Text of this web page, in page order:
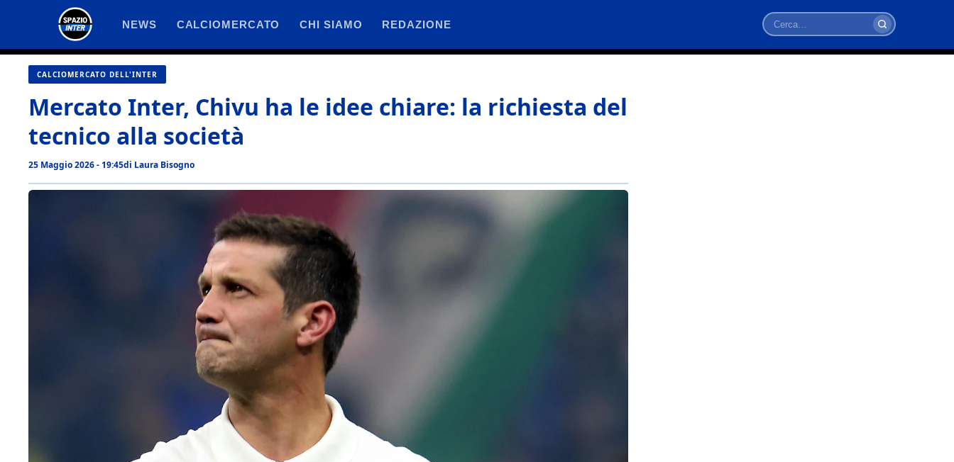
contenuto
NEWS CALCIOMERCATO CHI SIAMO REDAZIONE
Cerca
CALCIOMERCATO DELL'INTER
Mercato Inter, Chivu ha le idee chiare: la richiesta del
tecnico alla società
25 Maggio 2026 - 19:45di Laura Bisogno